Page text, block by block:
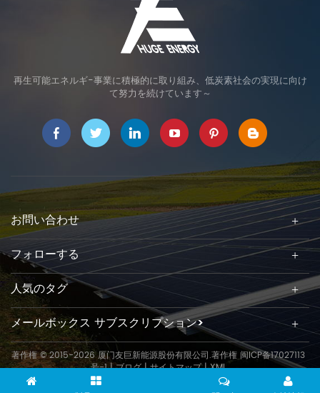
再生可能エネルギ-事業に積極的に取り組み、低炭素社会の実現に向け
て努力を続けています～
お問い合わせ
フォローする
人気のタグ
メールボックス サブスクリプション>
著作権 © 2015-2026 厦门友巨新能源股份有限公司.著作権闽ICP备17027113
号-1|ブログ|サイトマップ|XML